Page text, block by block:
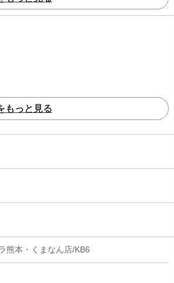
もっと見る
熊本・くまなん店/KB6